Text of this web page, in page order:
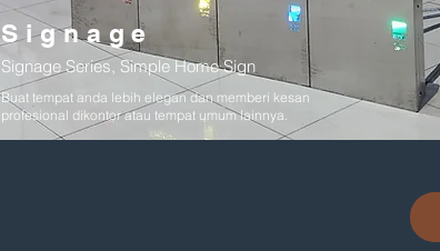
Signage
Signage Series, Simple Home Sign
Buat tempat anda lebih elegan dan memberi kesan
profesional dikontor atau tempat umum lainnya.